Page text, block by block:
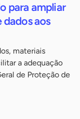
para ampliar
aos
materiais
a adequação
de Proteção de